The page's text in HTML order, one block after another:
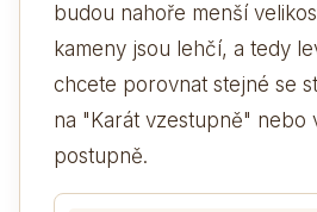
budou nahoře menší
kameny jsou lehčí, a tedy
chcete porovnat stejné se
na "Karát vzestupně" nebo
postupně.